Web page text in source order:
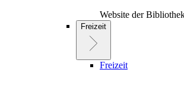
Website der
Freizeit
Freizeit